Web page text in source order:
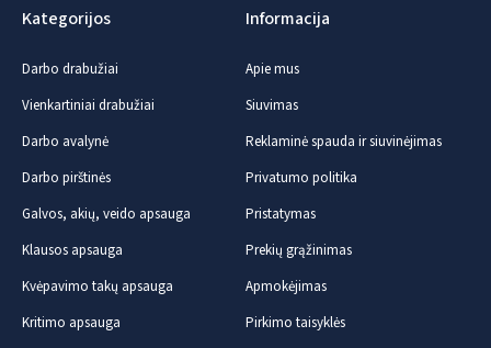
Kategorijos
Darbo drabužiai
Vienkartiniai drabužiai
Darbo avalynė
Darbo pirštinės
Galvos, akių, veido apsauga
Klausos apsauga
Kvėpavimo takų apsauga
Kritimo apsauga
Informacija
Apie mus
Siuvimas
Reklaminė spauda ir siuvinėjimas
Privatumo politika
Pristatymas
Prekių grąžinimas
Apmokėjimas
Pirkimo taisyklės